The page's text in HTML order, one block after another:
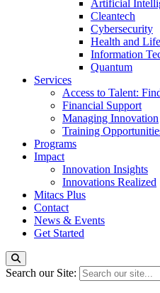
Artificial
Cleantech
Cybersecurity
Health and
Information
Quantum
Services
Access to Talent:
Financial Support
Managing Innovation
Training
Programs
Impact
Innovation Insights
Innovations Realized
Mitacs Plus
Contact
News & Events
Get Started
Search our Site: